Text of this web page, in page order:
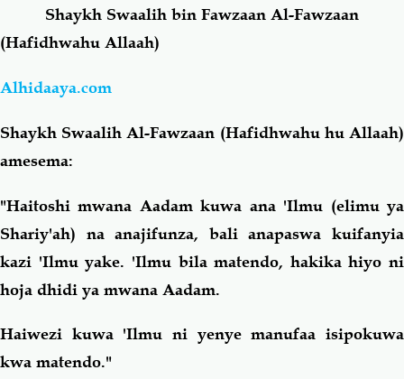
Salaf Wa Ummah Firaq-Makundi
Fataawa Za Ulamaa Kauli Za Salaf
Familia-Jamii Maswali-Majibu
Chemsha Bongo
Mapishi
Shaykh Swaalih bin Fawzaan Al-Fawzaan
(Hafidhwahu Allaah)
Alhidaaya.com
Shaykh Swaalih Al-Fawzaan (Hafidhwahu hu Allaah)
amesema:
"Haitoshi mwana Aadam kuwa ana 'Ilmu (elimu ya
Shariy'ah) na anajifunza, bali anapaswa kuifanyia
kazi 'Ilmu yake. 'Ilmu bila matendo, hakika hiyo ni
hoja dhidi ya mwana Aadam.
Haiwezi kuwa 'Ilmu ni yenye manufaa isipokuwa
kwa matendo."